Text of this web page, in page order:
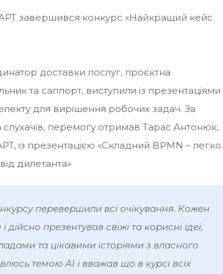
завершився конкурс «Найкращий кейс
доставки послуг, проєктна
та саппорт, виступили із презентаціями
для вирішення робочих задач. За
слухачів, перемогу отримав Тарас Антонюк,
із презентацією «Складний BPMN – легко.
дилетанта»
перевершили всі очікування. Кожен
дійсно презентував свіжі та корисні ідеї,
та цікавими історіями з власного
темою АІ і вважав що в курсі всіх